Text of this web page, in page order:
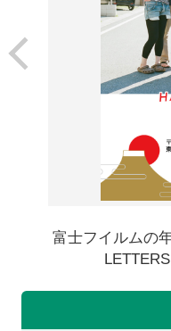
富士フイルムの